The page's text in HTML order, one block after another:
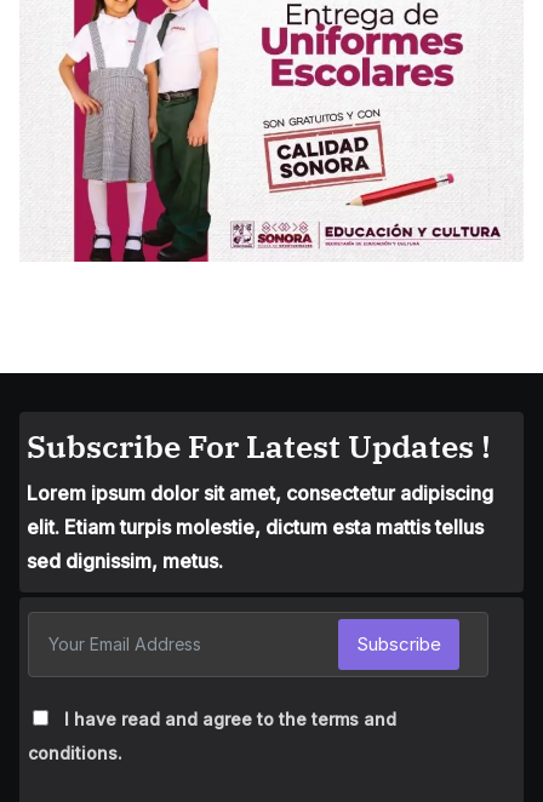
Subscribe For Latest Updates !
Lorem ipsum dolor sit amet, consectetur adipiscing
elit. Etiam turpis molestie, dictum esta mattis tellus
sed dignissim, metus.
I have read and agree to the terms and
conditions.
Subscribe